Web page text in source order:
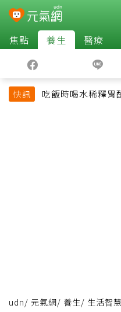
焦點 養生 醫療
快訊
吃飯時喝水稀釋胃
udn/ 元氣網/ 養生/ 生活智